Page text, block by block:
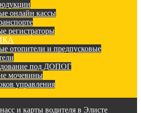
онлайн кассы
регистраторы
отопители и предпусковые
под ДОПОГ
мочевины
управления